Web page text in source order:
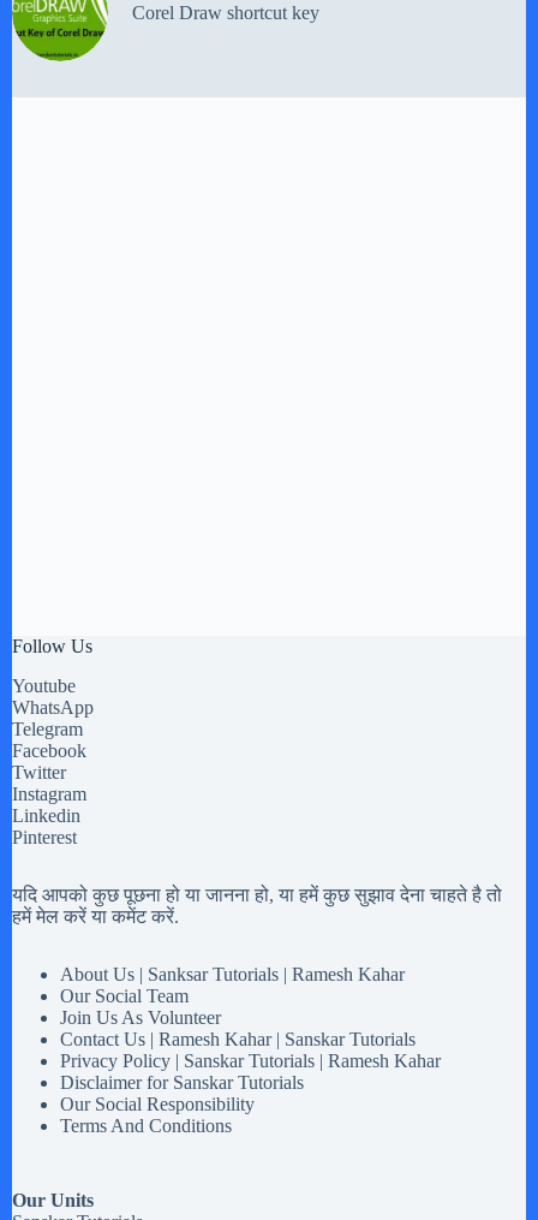
Corel Draw shortcut key
Follow Us
Youtube
WhatsApp
Telegram
Facebook
Twitter
Instagram
Linkedin
Pinterest
यदि आपको कुछ पूछना हो या जानना हो, या हमें कुछ सुझाव देना चाहते है तो
हमें मेल करें या कमेंट करें.
About Us | Sanksar Tutorials | Ramesh Kahar
Our Social Team
Join Us As Volunteer
Contact Us | Ramesh Kahar | Sanskar Tutorials
Privacy Policy | Sanskar Tutorials | Ramesh Kahar
Disclaimer for Sanskar Tutorials
Our Social Responsibility
Terms And Conditions
Our Units